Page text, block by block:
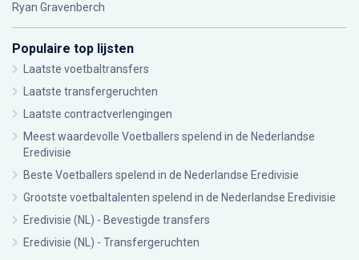
Ryan Gravenberch
Populaire top lijsten
Laatste voetbaltransfers
Laatste transfergeruchten
Laatste contractverlengingen
Meest waardevolle Voetballers spelend in de Nederlandse
Eredivisie
Beste Voetballers spelend in de Nederlandse Eredivisie
Grootste voetbaltalenten spelend in de Nederlandse Eredivisie
Eredivisie (NL) - Bevestigde transfers
Eredivisie (NL) - Transfergeruchten